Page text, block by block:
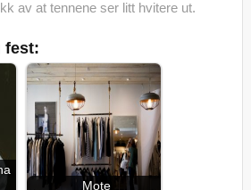
av at tennene ser litt hvitere ut.
fest:
Mote